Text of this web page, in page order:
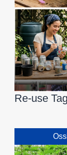
Re-use